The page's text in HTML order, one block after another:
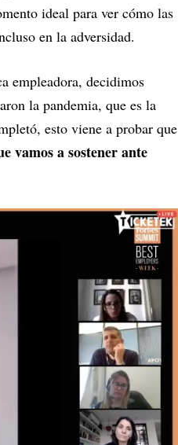
ideal para ver cómo las
en la adversidad.
empleadora, decidimos
la pandemia, que es la
esto viene a probar que
vamos a sostener ante